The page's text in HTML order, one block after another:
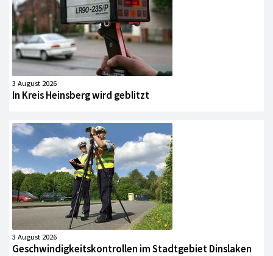
3 August 2026
In Kreis Heinsberg wird geblitzt
3 August 2026
Geschwindigkeitskontrollen im Stadtgebiet Dinslaken